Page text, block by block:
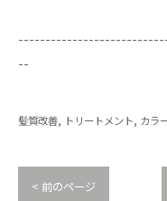
--
髪質改善 トリートメント カラ
< 前のページ